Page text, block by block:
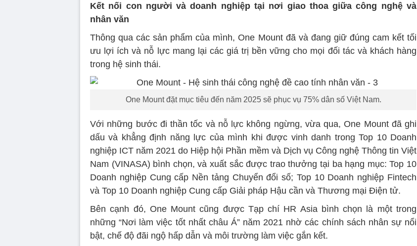
Kết nối con người và doanh nghiệp tại nơi giao thoa giữa công nghệ và
nhân văn
Thông qua các sản phẩm của mình, One Mount đã và đang giữ đúng cam kết tối
ưu lợi ích và nỗ lực mang lại các giá trị bền vững cho mọi đối tác và khách hàng
trong hệ sinh thái.
One Mount đặt mục tiêu đến năm 2025 sẽ phục vụ 75% dân số Việt Nam.
Với những bước đi thần tốc và nỗ lực không ngừng, vừa qua, One Mount đã ghi
dấu và khẳng định năng lực của mình khi được vinh danh trong Top 10 Doanh
nghiệp ICT năm 2021 do Hiệp hội Phần mềm và Dịch vụ Công nghệ Thông tin Việt
Nam (VINASA) bình chọn, và xuất sắc được trao thưởng tại ba hạng mục: Top 10
Doanh nghiệp Cung cấp Nền tảng Chuyển đổi số; Top 10 Doanh nghiệp Fintech
và Top 10 Doanh nghiệp Cung cấp Giải pháp Hậu cần và Thương mại Điện tử.
Bên cạnh đó, One Mount cũng được Tạp chí HR Asia bình chọn là một trong
những “Nơi làm việc tốt nhất châu Á” năm 2021 nhờ các chính sách nhân sự nổi
bật, chế độ đãi ngộ hấp dẫn và môi trường làm việc gắn kết.